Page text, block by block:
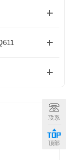
联系
顶部